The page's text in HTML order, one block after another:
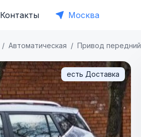
Контакты Москва
Автоматическая Привод передний
есть Доставка